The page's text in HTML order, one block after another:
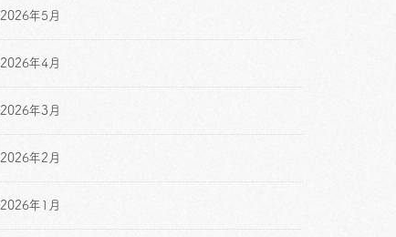
2026年5月
2026年4月
2026年3月
2026年2月
2026年1月